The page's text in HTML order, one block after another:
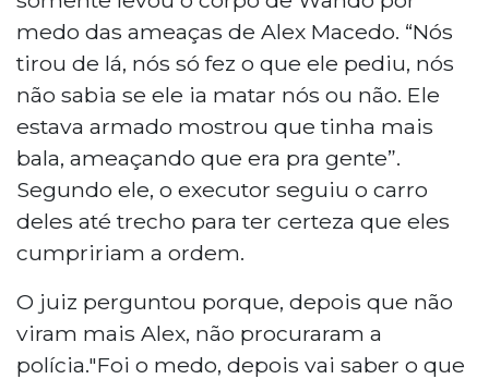
medo das ameaças de Alex Macedo. “Nós
tirou de lá, nós só fez o que ele pediu, nós
não sabia se ele ia matar nós ou não. Ele
estava armado mostrou que tinha mais
bala, ameaçando que era pra gente”.
Segundo ele, o executor seguiu o carro
deles até trecho para ter certeza que eles
cumpririam a ordem.
O juiz perguntou porque, depois que não
viram mais Alex, não procuraram a
polícia."Foi o medo, depois vai saber o que